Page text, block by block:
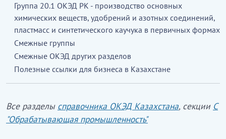
Группа 20.1 ОКЭД РК - производство основных
химических веществ, удобрений и азотных соединений,
пластмасс и синтетического каучука в первичных формах
Смежные группы
Смежные ОКЭД других разделов
Полезные ссылки для бизнеса в Казахстане
Все разделы справочника ОКЭД Казахстана, секции С
"Обрабатывающая промышленность"